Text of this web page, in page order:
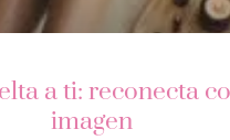
a ti: reconecta
imagen